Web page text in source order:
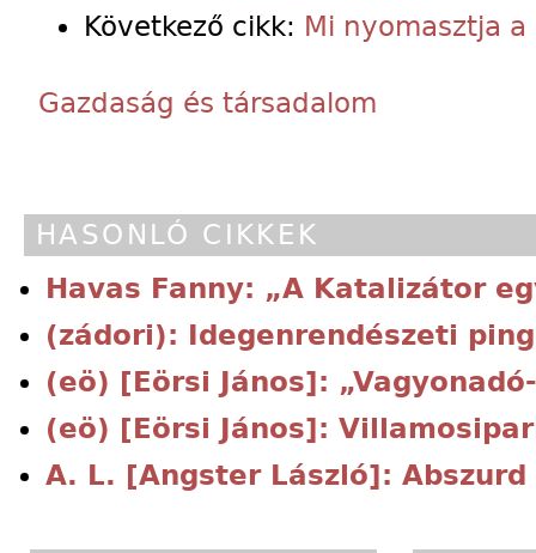
Következő cikk: Mi nyomasztja
Gazdaság és társadalom
HASONLÓ CIKKEK
Havas Fanny: „A Katalizátor
(zádori): Idegenrendészeti
(eö) [Eörsi János]:
(eö) [Eörsi János]:
A. L. [Angster László]: